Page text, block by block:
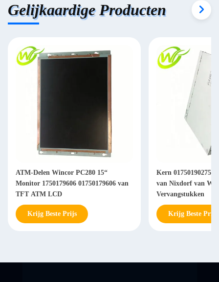
Gelijkaardige Producten
ATM-Delen Wincor PC280 15“
Monitor 1750179606 01750179606 van
TFT ATM LCD
Krijg Beste Prijs
Kern 01750190275
van Nixdorf van
Vervangstukken
Krijg Beste Prijs